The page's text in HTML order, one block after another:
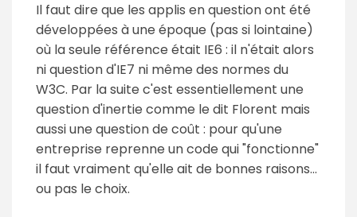
Il faut dire que les applis en question ont été
développées à une époque (pas si lointaine)
où la seule référence était IE6 : il n'était alors
ni question d'IE7 ni même des normes du
W3C. Par la suite c'est essentiellement une
question d'inertie comme le dit Florent mais
aussi une question de coût : pour qu'une
entreprise reprenne un code qui "fonctionne"
il faut vraiment qu'elle ait de bonnes raisons...
ou pas le choix.